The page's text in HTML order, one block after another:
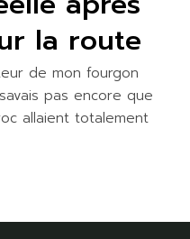
la route
de mon fourgon
pas encore que
allaient totalement